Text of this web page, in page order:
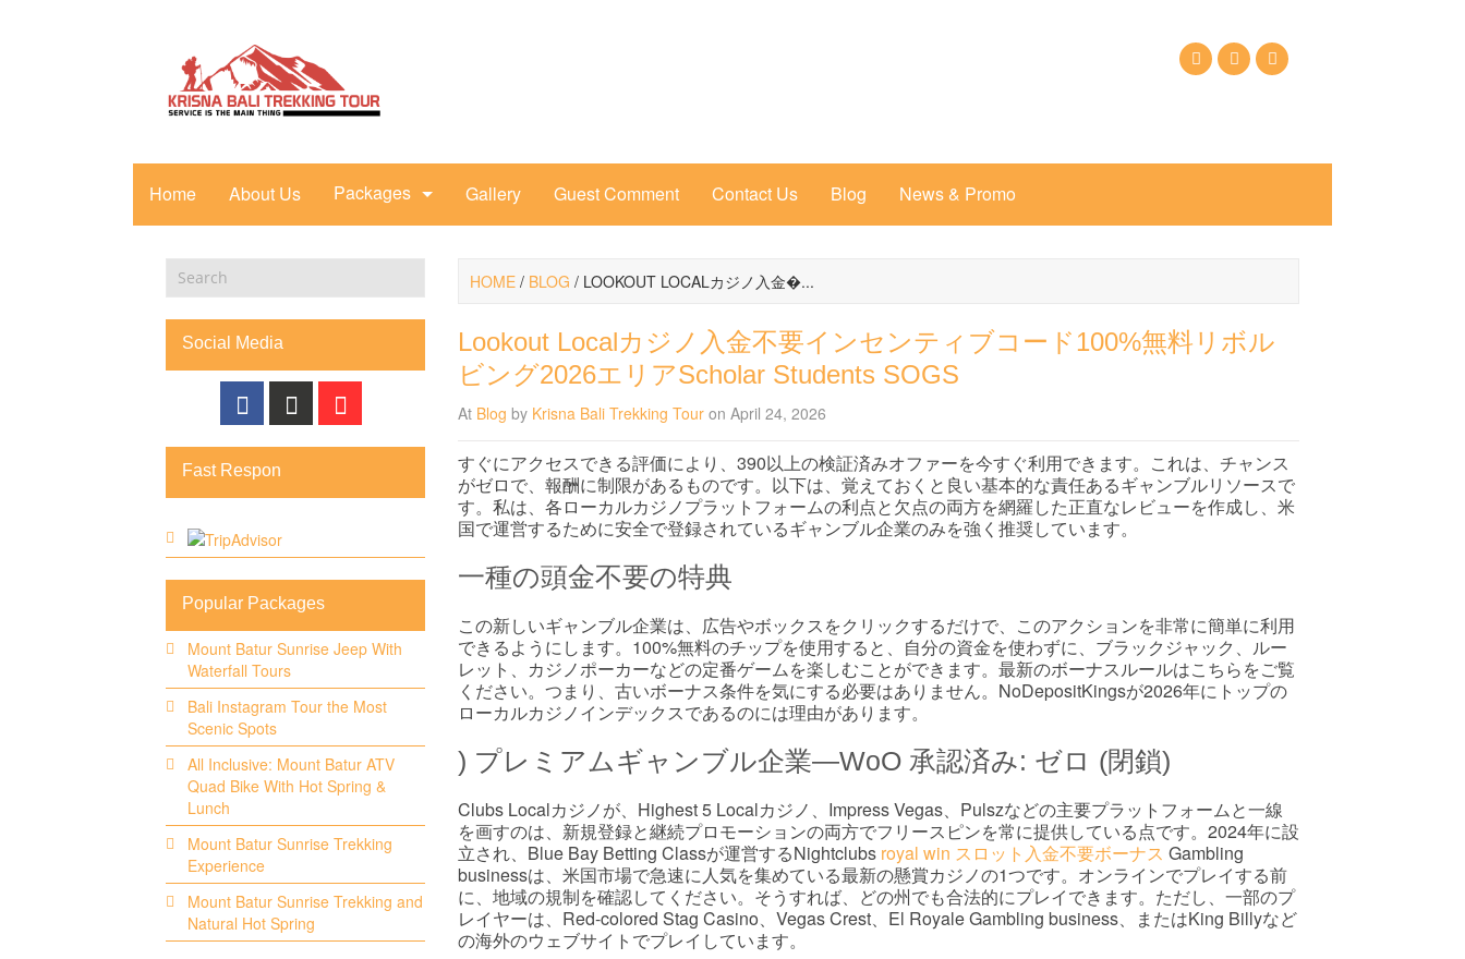
Home About Us Packages Gallery Guest Comment Contact Us Blog News & Promo
HOME/ BLOG / LOOKOUT LOCALカジノ入金�...
Lookout Localカジノ入金不要インセンティブコード100%無料リボル
ビング2026エリアScholar Students SOGS
At Blog by Krisna Bali Trekking Touron April 24, 2026
すぐにアクセスできる評価により、390以上の検証済みオファーを今すぐ利用できます。これは、チャンス
がゼロで、報酬に制限があるものです。以下は、覚えておくと良い基本的な責任あるギャンブルリソースで
す。私は、各ローカルカジノプラットフォームの利点と欠点の両方を網羅した正直なレビューを作成し、米
国で運営するために安全で登録されているギャンブル企業のみを強く推奨しています。
一種の頭金不要の特典
この新しいギャンブル企業は、広告やボックスをクリックするだけで、このアクションを非常に簡単に利用
できるようにします。100%無料のチップを使用すると、自分の資金を使わずに、ブラックジャック、ルー
レット、カジノポーカーなどの定番ゲームを楽しむことができます。最新のボーナスルールはこちらをご覧
ください。つまり、古いボーナス条件を気にする必要はありません。NoDepositKingsが2026年にトップの
ローカルカジノインデックスであるのには理由があります。
) プレミアムギャンブル企業—WoO 承認済み: ゼロ (閉鎖)
Clubs Localカジノが、Highest 5 Localカジノ、Impress Vegas、Pulszなどの主要プラットフォームと一線
を画すのは、新規登録と継続プロモーションの両方でフリースピンを常に提供している点です。2024年に設
立され、Blue Bay Betting Classが運営するNightclubs royal win スロット入金不要ボーナス Gambling
businessは、米国市場で急速に人気を集めている最新の懸賞カジノの1つです。オンラインでプレイする前
に、地域の規制を確認してください。そうすれば、どの州でも合法的にプレイできます。ただし、一部のプ
レイヤーは、Red-colored Stag Casino、Vegas Crest、El Royale Gambling business、またはKing Billyなど
の海外のウェブサイトでプレイしています。
Social Media
Fast Respon
Popular Packages
Mount Batur Sunrise Jeep With
Waterfall Tours
Bali Instagram Tour the Most
Scenic Spots
All Inclusive: Mount Batur ATV
Quad Bike With Hot Spring &
Lunch
Mount Batur Sunrise Trekking
Experience
Mount Batur Sunrise Trekking and
Natural Hot Spring